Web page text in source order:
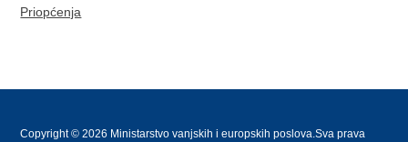
Priopćenja
Copyright © 2026 Ministarstvo vanjskih i europskih poslova.Sva prava